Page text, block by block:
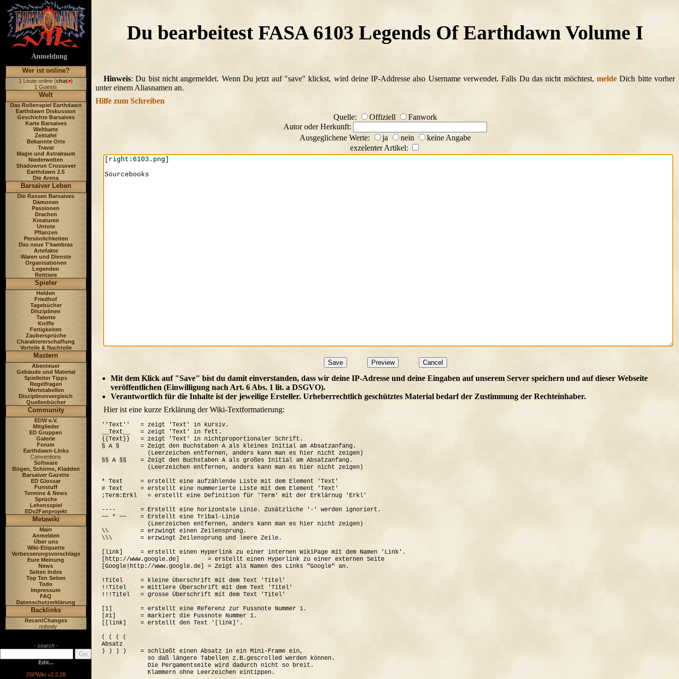
Anmeldung
Wer ist online?
1 Leute online (chat )
1 Guests
Welt
Das Rollenspiel Earthdawn
Earthdawn Diskussion
Geschichte Barsaives
Karte Barsaives
Weltkarte
Zeittafel
Bekannte Orte
Travar
Magie und Astralraum
Niederwelten
Shadowrun Crossover
Earthdawn 2.5
Die Arena
Barsaiver Leben
Die Rassen Barsaives
Dämonen
Passionen
Drachen
Kreaturen
Untote
Pflanzen
Persönlichkeiten
Das neue T'kambras
Artefakte
Waren und Dienste
Organisationen
Legenden
Reittiere
Spieler
Helden
Friedhof
Tagebücher
Disziplinen
Talente
Kniffe
Fertigkeiten
Zaubersprüche
Charaktererschaffung
Vorteile & Nachteile
Mastern
Abenteuer
Gebäude und Material
Spielleiter Tipps
Regelfragen
Wertetabellen
Disziplinenvergleich
Quellenbücher
Community
EDW e.V.
Mitglieder
ED Gruppen
Galerie
Forum
Earthdawn-Links
Conventions
Software
Bögen, Schirme, Kladden
Barsaiver Gazette
ED Glossar
Funstuff
Termine & News
Sprüche
Lehensspiel
EDv2Fanprojekt
Metawiki
Main
Anmelden
Über uns
Wiki-Etiquette
Verbesserungsvorschläge
Eure Meinung
News
Seiten Index
Top Ten Seiten
Todo
Impressum
FAQ
Datenschutzerklärung
Backlinks
RecentChanges
...nobody
- search -
Edit...
JSPWiki v2.2.28
Du bearbeitest FASA 6103 Legends Of Earthdawn Volume I
Hinweis: Du bist nicht angemeldet. Wenn Du jetzt auf "save" klickst, wird deine IP-Addresse also Username verwendet. Falls Du das nicht möchtest,melde Dich bitte vorher
unter einem Aliasnamen an.
Hilfe zum Schreiben
Quelle:
Offiziell
Fanwork
Autor oder Herkunft:
Ausgeglichene Werte:
ja nein
keine Angabe
exzelenter Artikel:
Mit dem Klick auf "Save" bist du damit einverstanden, dass wir deine IP-Adresse und deine Eingaben auf unserem Server speichern und auf dieser Webseite
veröffentlichen (Einwilligung nach Art. 6 Abs. 1 lit. a DSGVO).
Verantwortlich für die Inhalte ist der jeweilige Ersteller. Urheberrechtlich geschütztes Material bedarf der Zustimmung der Rechteinhaber.
Hier ist eine kurze Erklärung der Wiki-Textformatierung:
''Text''   = zeigt 'Text' in kursiv.
__Text__   = zeigt 'Text' in fett.
{{Text}}   = zeigt 'Text' in nichtproportionaler Schrift.
§ A §      = Zeigt den Buchstaben A als kleines Initial am Absatzanfang.
             (Leerzeichen entfernen, anders kann man es hier nicht zeigen)
§§ A §§    = Zeigt den Buchstaben A als großes Initial am Absatzanfang.
             (Leerzeichen entfernen, anders kann man es hier nicht zeigen)
* Text     = erstellt eine aufzählende Liste mit dem Element 'Text'
# Text     = erstellt eine nummerierte Liste mit dem Element 'Text'
;Term:Erkl   = erstellt eine Definition für 'Term' mit der Erklärnug 'Erkl'
----       = Erstellt eine horizontale Linie. Zusätzliche '-' werden ignoriert.
~~ * ~~    = Erstellt eine Tribal-Linie
             (Leerzeichen entfernen, anders kann man es hier nicht zeigen)
\\         = erzwingt einen Zeilensprung.
\\\        = erzwingt Zeilensprung und leere Zeile.
[link]     = erstellt einen Hyperlink zu einer internen WikiPage mit dem Namen 'Link'.
[http://www.google.de]        = erstellt einen Hyperlink zu einer externen Seite
[Google|http://www.google.de] = Zeigt als Namen des Links "Google" an.
!Titel     = kleine Überschrift mit dem Text 'Titel'
!!Titel    = mittlere Überschrift mit dem Text 'Titel'
!!!Titel   = grosse Überschrift mit dem Text 'Titel'
[1]        = erstellt eine Referenz zur Fussnote Nummer 1.
[#1]       = markiert die Fussnote Nummer 1.
[[link]    = erstellt den Text '[link]'.
( ( ( (
Absatz
) ) ) )    = schließt einen Absatz in ein Mini-Frame ein,
             so daß längere Tabellen z.B.gescrolled werden können.
             Die Pergamentseite wird dadurch nicht so breit.